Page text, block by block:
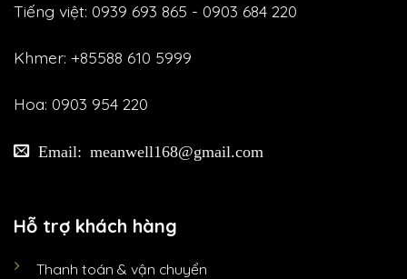
Tiếng việt: 0939 693 865 - 0903 684 220
Khmer: +85588 610 5999
Hoa: 0903 954 220
Email: meanwell168@gmail.com
Hỗ trợ khách hàng
Thanh toán & vận chuyển